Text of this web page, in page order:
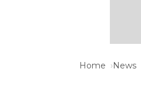
Home News